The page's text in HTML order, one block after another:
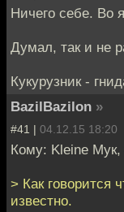
Ничего себе. Во
Думал, так и не
Кукурузник -
BazilBazilon »
#41 | 04.12.15 18:20
Кому: Kleine Мук,
> Как говорится
известно.